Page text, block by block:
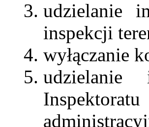
udzielanie
inspekcji
wyłączanie
udzielanie